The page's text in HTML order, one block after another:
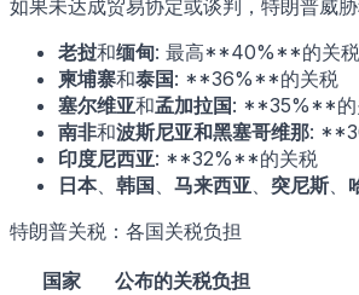
如果未达成贸易协定或谈判，特朗普威
老挝和缅甸: 最高**40%**的关税
柬埔寨和泰国: **36%**的关税
塞尔维亚和孟加拉国: **35%**的
南非和波斯尼亚和黑塞哥维那:
印度尼西亚: **32%**的关税
日本、 韩国 、 马来西亚、 突尼斯、
特朗普关税：各国关税负担
国家
公布的关税负担